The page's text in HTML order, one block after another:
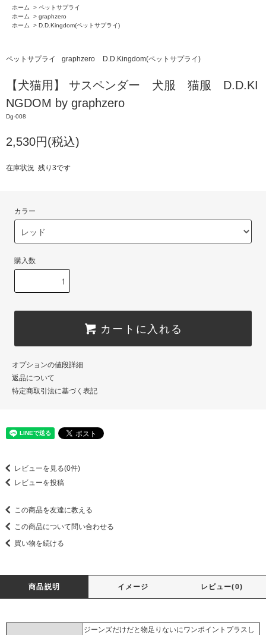
ホーム > ペットサプライ
ホーム
> graphzero
ホーム
> D.D.Kingdom(ペットサプライ)
ペットサプライ graphzero D.D.Kingdom(ペットサプライ)
【犬猫用】 サスペンダー 犬服 猫服 D.D.KI
NGDOM by graphzero
Dg-008
2,530円(税込)
在庫状況 残り3です
カラー
購入数
カートに入れる
オプションの値段詳細
返品について
特定商取引法に基づく表記
レビューを見る(0件)
レビューを投稿
この商品を友達に教える
この商品について問い合わせる
買い物を続ける
商品説明 イメージ レビュー(0)
ジーンズだけだと物足りないにワンポイントプラスし